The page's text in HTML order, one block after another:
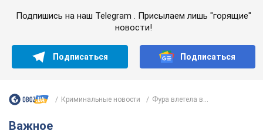
Подпишись на наш Telegram . Присылаем лишь "горящие"
новости!
Подписаться Подписаться
Криминальные новости Фура влетела в...
Важное